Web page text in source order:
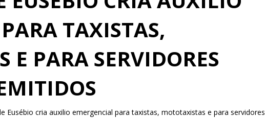
TAXISTAS,
E PARA SERVIDORES
Eusébio cria auxilio emergencial para taxistas, mototaxistas e para servidores